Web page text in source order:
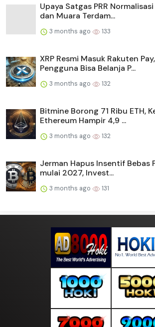
Upaya Satgas PRR
dan Muara Terdam...
3 months ago 133
XRP Resmi Masuk Rakuten
Pengguna Bisa Belanja P...
3 months ago 132
Bitmine Borong 71 Ribu ETH,
Ethereum Hampir 4,9 ...
3 months ago 132
Jerman Hapus Insentif Bebas
mulai 2027, Invest...
3 months ago 131